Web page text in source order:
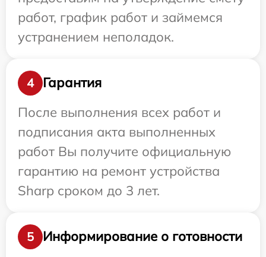
работ, график работ и займемся
устранением неполадок.
4
Гарантия
После выполнения всех работ и
подписания акта выполненных
работ Вы получите официальную
гарантию на ремонт устройства
Sharp сроком до 3 лет.
5
Информирование о готовности